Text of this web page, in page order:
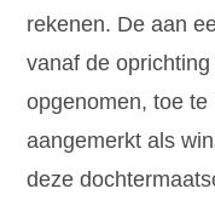
rekenen. De aan
vanaf de
opgenomen, toe
aangemerkt als
deze